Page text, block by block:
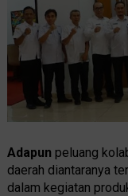
Adapun peluang
daerah diantaranya
dalam kegiatan